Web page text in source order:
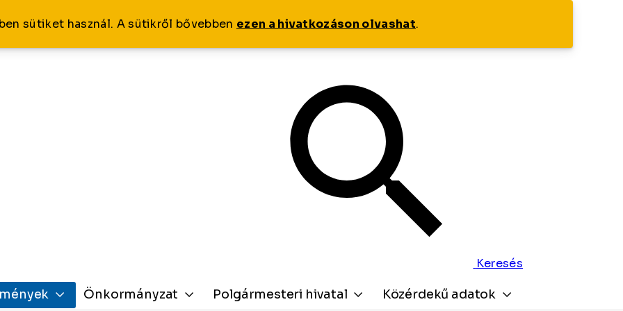
sütiket használ. A sütikről bővebben ezen a hivatkozáson olvashat.
Keresés
Önkormányzat Polgármesteri hivatal Közérdekű adatok